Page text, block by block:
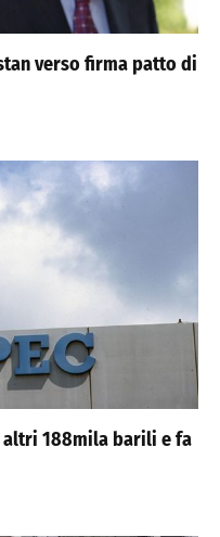
verso firma patto di
altri 188mila barili e fa